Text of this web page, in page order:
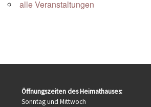
alle Veranstaltungen
Öffnungszeiten des Heimathauses:
Sonntag und Mittwoch